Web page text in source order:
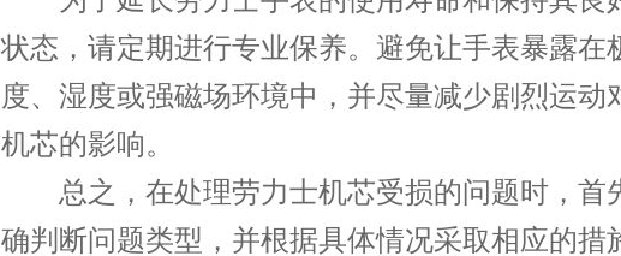
状态，请定期进行专业保养。避免让手表暴露在
度、湿度或强磁场环境中，并尽量减少剧烈运动
机芯的影响。
总之，在处理劳力士机芯受损的问题时，首
确判断问题类型，并根据具体情况采取相应的措